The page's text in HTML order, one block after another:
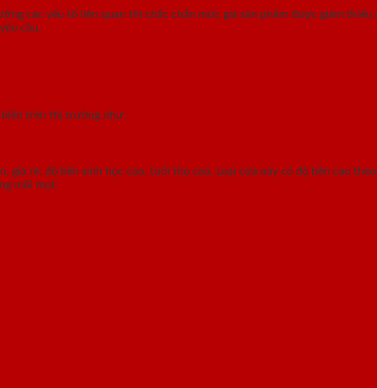
các yếu tố liên quan thì chắc chắn mức giá sản phẩm được giảm thiểu
cầu.
trên thị trường như:
giá rẻ, độ bền sinh học cao, tuổi thọ cao. Loại cửa này có độ bền cao
mối mọt.